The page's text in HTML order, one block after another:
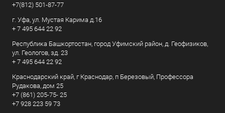
+7(812) 501-87-77
г. Уфа, ул. Мустая Карима д.16
+ 7 495 644 22 92
Республика Башкортостан, город Уфимский район, д. Геофизиков,
ул. Геологов, зд. 23
+ 7 495 644 22 92
Краснодарский край, г Краснодар, п Березовый, Профессора
Рудакова, дом 25
+7 (861) 205-75- 25
+7 928 223 59 73